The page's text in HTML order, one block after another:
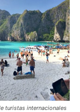
turistas internacionales